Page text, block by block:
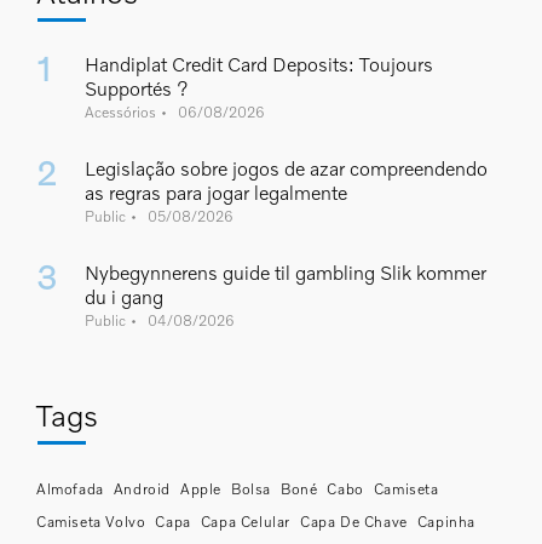
https://havancassino.com.br/
Handiplat Credit Card Deposits: Toujours
Supportés ?
Acessórios 06/08/2026
Legislação sobre jogos de azar compreendendo
as regras para jogar legalmente
Public 05/08/2026
Nybegynnerens guide til gambling Slik kommer
du i gang
Public 04/08/2026
Tags
Almofada Android Apple Bolsa Boné Cabo
Camiseta
Camiseta Volvo
Capa Capa Celular Capa De Chave Capinha